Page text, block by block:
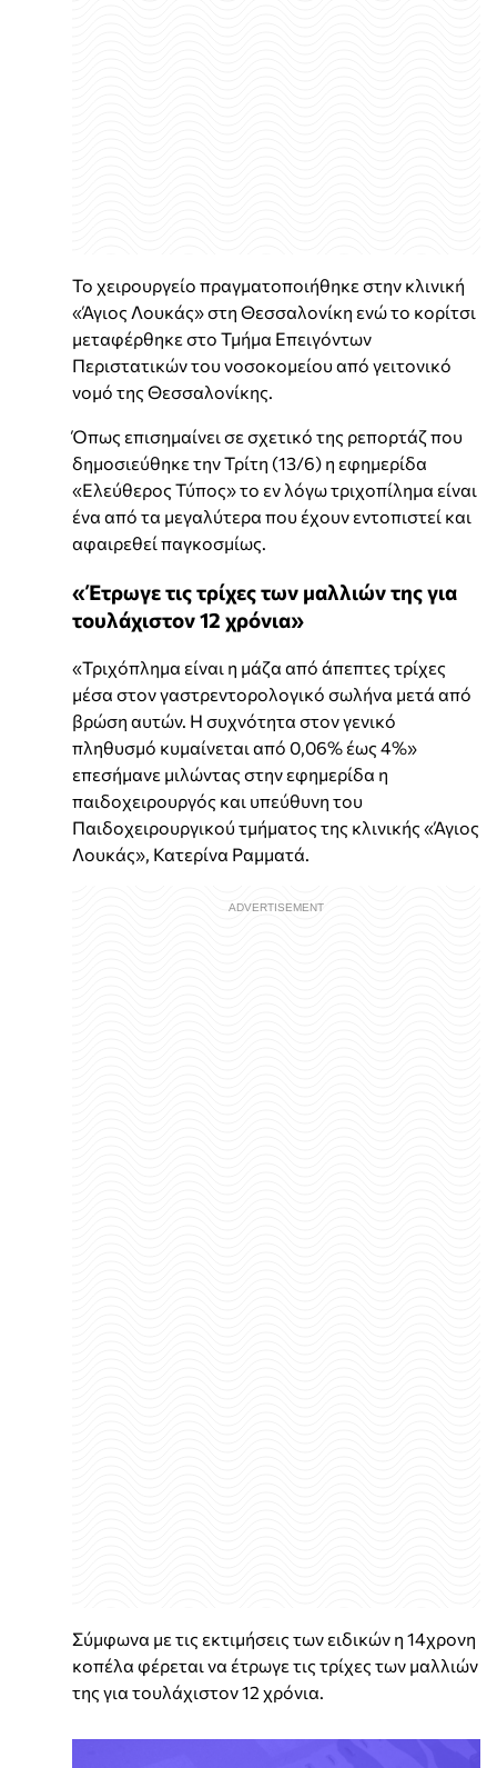
Το χειρουργείο πραγματοποιήθηκε στην κλινική
«Άγιος Λουκάς» στη Θεσσαλονίκη ενώ το κορίτσι
μεταφέρθηκε στο Τμήμα Επειγόντων
Περιστατικών του νοσοκομείου από γειτονικό
νομό της Θεσσαλονίκης.
Όπως επισημαίνει σε σχετικό της ρεπορτάζ που
δημοσιεύθηκε την Τρίτη (13/6) η εφημερίδα
«Ελεύθερος Τύπος» το εν λόγω τριχοπίλημα είναι
ένα από τα μεγαλύτερα που έχουν εντοπιστεί και
αφαιρεθεί παγκοσμίως.
«Έτρωγε τις τρίχες των μαλλιών της για
τουλάχιστον 12 χρόνια»
«Τριχόπλημα είναι η μάζα από άπεπτες τρίχες
μέσα στον γαστρεντορολογικό σωλήνα μετά από
βρώση αυτών. Η συχνότητα στον γενικό
πληθυσμό κυμαίνεται από 0,06% έως 4%»
επεσήμανε μιλώντας στην εφημερίδα η
παιδοχειρουργός και υπεύθυνη του
Παιδοχειρουργικού τμήματος της κλινικής «Άγιος
Λουκάς», Κατερίνα Ραμματά.
Σύμφωνα με τις εκτιμήσεις των ειδικών η 14χρονη
κοπέλα φέρεται να έτρωγε τις τρίχες των μαλλιών
της για τουλάχιστον 12 χρόνια.